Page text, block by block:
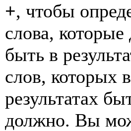
+, чтобы
слова,
быть в
слов, которых в
результатах
должно. Вы